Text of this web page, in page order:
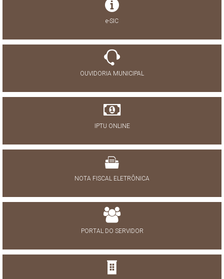
e-SIC
OUVIDORIA MUNICIPAL
IPTU ONLINE
NOTA FISCAL ELETRÔNICA
PORTAL DO SERVIDOR